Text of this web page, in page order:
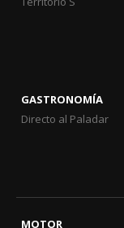
GASTRONOMÍA
Directo al Paladar
MOTOR